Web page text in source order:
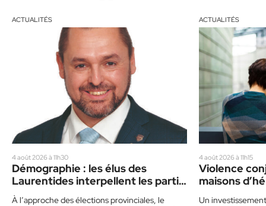
ACTUALITÉS
4 août 2026 à 11h30
Démographie : les élus des
Laurentides interpellent les partis
politiques
À l’approche des élections provinciales, le
ACTUALITÉS
4 août 2026 à 11h15
Violence
maisons
Un